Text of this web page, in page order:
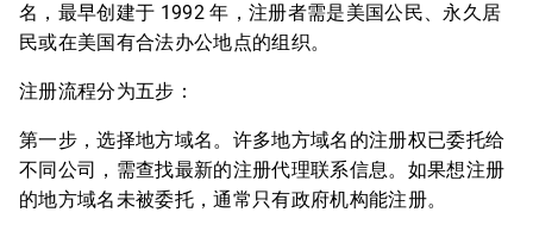
名，最早创建于 1992 年，注册者需是美国公民、永久居
民或在美国有合法办公地点的组织。
注册流程分为五步：
第一步，选择地方域名。许多地方域名的注册权已委托给
不同公司，需查找最新的注册代理联系信息。如果想注册
的地方域名未被委托，通常只有政府机构能注册。